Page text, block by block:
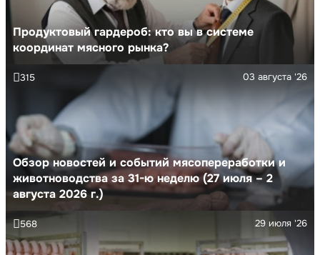
Продуктовый гардероб: кто вы в системе
координат мясного рынка?
Обзор новостей и событий мясопереработки и
животноводства за 31-ю неделю (27 июля – 2
августа 2026 г.)
03 августа '26
315
29 июля '26
568